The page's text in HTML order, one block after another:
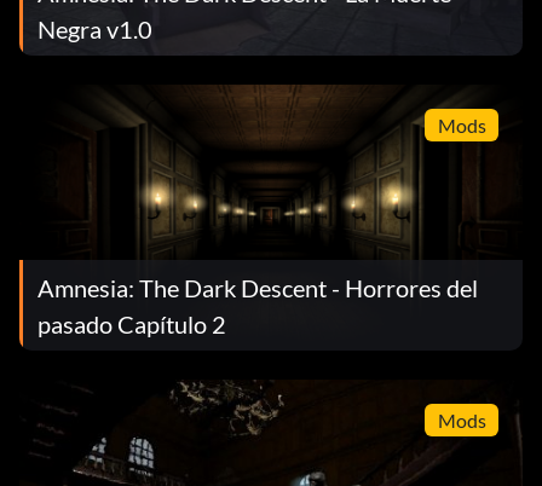
Negra v1.0
Mods
Amnesia: The Dark Descent - Horrores del
pasado Capítulo 2
Mods